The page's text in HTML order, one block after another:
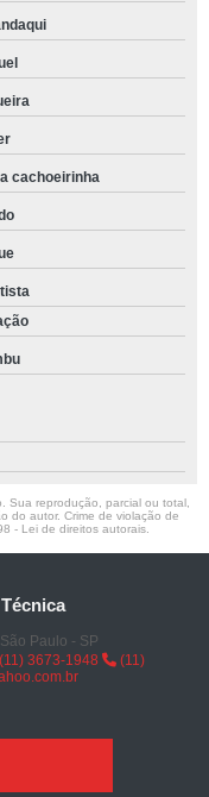
cachoeirinha
Sua reprodução, parcial ou total,
do autor. Crime de violação de
- Lei de direitos autorais
Paulo - SP
(11) 3673-1948
(11)